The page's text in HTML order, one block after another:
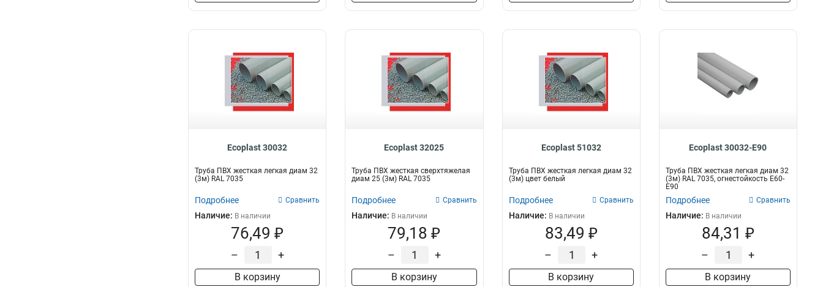
Ecoplast 30032
Труба ПВХ жесткая легкая диам 32
(3м) RAL 7035
Подробнее Сравнить
Наличие: В наличии
76,49 ₽
– +
В корзину
Ecoplast 32025
Труба ПВХ жесткая сверхтяжелая
диам 25 (3м) RAL 7035
Подробнее Сравнить
Наличие: В наличии
79,18 ₽
– +
В корзину
Ecoplast 51032
Труба ПВХ жесткая легкая диам 32
(3м) цвет белый
Подробнее Сравнить
Наличие: В наличии
83,49 ₽
– +
В корзину
Ecoplast 30032-E90
Труба ПВХ жесткая легкая диам 32
(3м) RAL 7035, огнестойкость E60-
E90
Подробнее Сравнить
Наличие: В наличии
84,31 ₽
– +
В корзину